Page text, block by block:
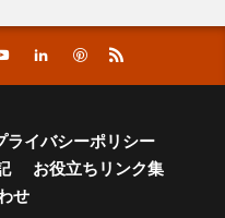
ライバシーポリシー
お役立ちリンク集
せ